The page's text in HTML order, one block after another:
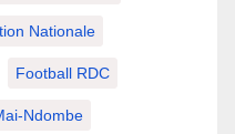
Nationale
Football RDC
Ndombe